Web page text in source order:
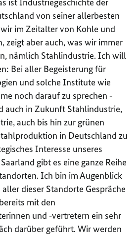
von seiner allerbesten
im Zeitalter von Kohle und
zeigt aber auch, was wir immer
nämlich Stahlindustrie. Ich will
Bei aller Begeisterung für
und solche Institute wie
noch darauf zu sprechen ‑
auch in Zukunft Stahlindustrie,
auch bis hin zur grünen
in Deutschland zu
Interesse unseres
gibt es eine ganze Reihe
Ich bin im Augenblick
dieser Standorte Gespräche
mit den
und ‑vertretern ein sehr
darüber geführt. Wir werden